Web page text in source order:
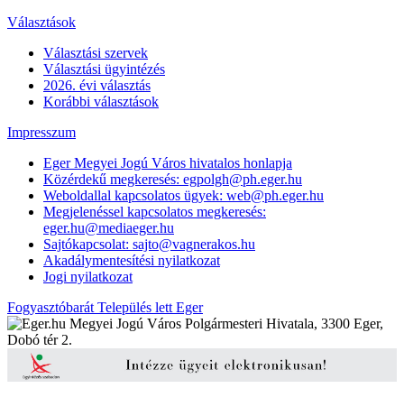
Választások
Választási szervek
Választási ügyintézés
2026. évi választás
Korábbi választások
Impresszum
Eger Megyei Jogú Város hivatalos honlapja
Közérdekű megkeresés: egpolgh@ph.eger.hu
Weboldallal kapcsolatos ügyek: web@ph.eger.hu
Megjelenéssel kapcsolatos megkeresés:
eger.hu@mediaeger.hu
Sajtókapcsolat: sajto@vagnerakos.hu
Akadálymentesítési nyilatkozat
Jogi nyilatkozat
Fogyasztóbarát Település lett Eger
Megyei Jogú Város Polgármesteri Hivatala, 3300 Eger,
Dobó tér 2.